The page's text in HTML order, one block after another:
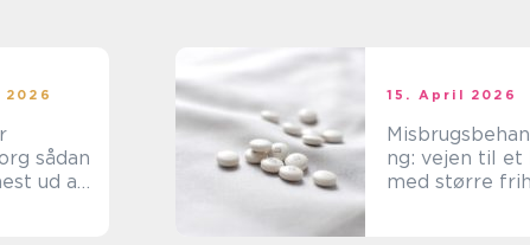
ud af
15. April 2026
ng: vejen til et
med større